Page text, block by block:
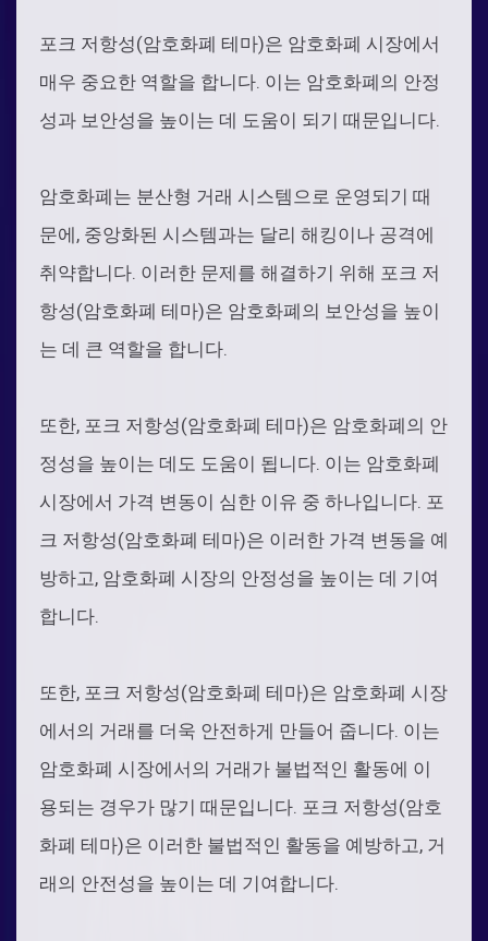
포크 저항성(암호화폐 테마)은 암호화폐 시장에서
매우 중요한 역할을 합니다. 이는 암호화폐의 안정
성과 보안성을 높이는 데 도움이 되기 때문입니다.
암호화폐는 분산형 거래 시스템으로 운영되기 때
문에, 중앙화된 시스템과는 달리 해킹이나 공격에
취약합니다. 이러한 문제를 해결하기 위해 포크 저
항성(암호화폐 테마)은 암호화폐의 보안성을 높이
는 데 큰 역할을 합니다.
또한, 포크 저항성(암호화폐 테마)은 암호화폐의 안
정성을 높이는 데도 도움이 됩니다. 이는 암호화폐
시장에서 가격 변동이 심한 이유 중 하나입니다. 포
크 저항성(암호화폐 테마)은 이러한 가격 변동을 예
방하고, 암호화폐 시장의 안정성을 높이는 데 기여
합니다.
또한, 포크 저항성(암호화폐 테마)은 암호화폐 시장
에서의 거래를 더욱 안전하게 만들어 줍니다. 이는
암호화폐 시장에서의 거래가 불법적인 활동에 이
용되는 경우가 많기 때문입니다. 포크 저항성(암호
화폐 테마)은 이러한 불법적인 활동을 예방하고, 거
래의 안전성을 높이는 데 기여합니다.